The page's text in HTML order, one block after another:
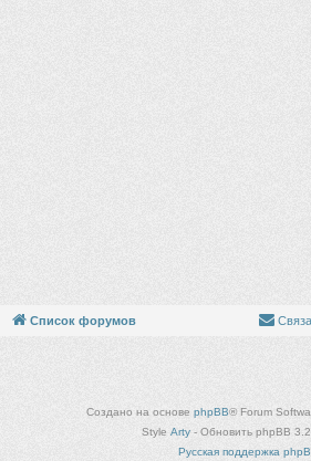
Список форумов
Создано на основе phpBB® Forum
Style Arty - Обновить phpBB
Русская поддержка